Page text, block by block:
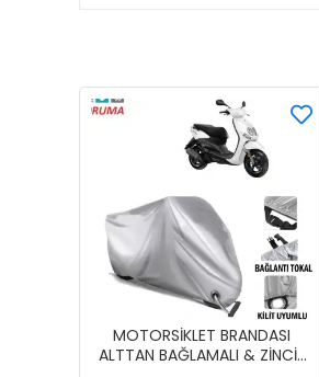
MOTORSİKLET BRANDASI
ALTTAN BAĞLAMALI & ZİNCİR